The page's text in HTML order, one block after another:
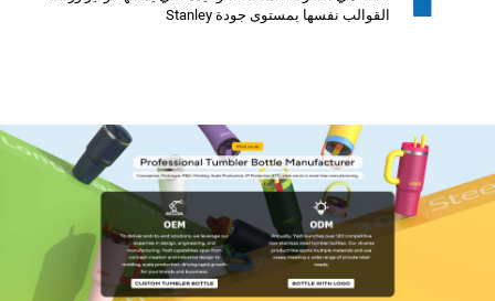
القوالب نفسها بمستوى جودة Stanley